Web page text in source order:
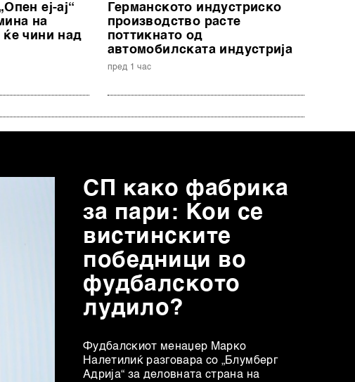
еј-ај“
на
ќе чини над
Германското индустриско
производство расте
поттикнато од
автомобилската индустрија
пред 1 час
СП како фабрика
за пари: Кои се
вистинските
победници во
фудбалското
лудило?
Фудбалскиот менаџер Марко
Налетилиќ разговара со „Блумберг
Адрија“ за деловната страна на